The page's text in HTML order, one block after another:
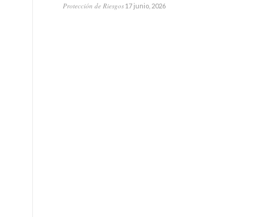
Protección de Riesgos 17 junio, 2026